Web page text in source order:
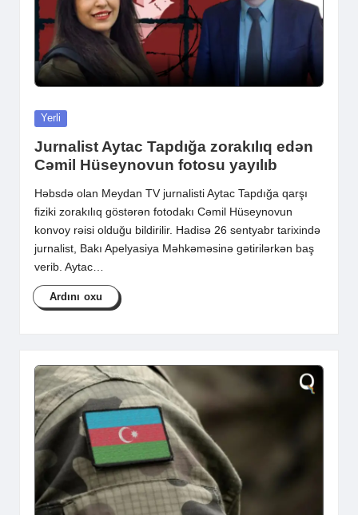
Posted
Yerli
Jurnalist Aytac Tapdığa zorakılıq edən
Cəmil Hüseynovun fotosu yayılıb
Həbsdə olan Meydan TV jurnalisti Aytac Tapdığa qarşı
fiziki zorakılıq göstərən fotodakı Cəmil Hüseynovun
konvoy rəisi olduğu bildirilir. Hadisə 26 sentyabr tarixində
jurnalist, Bakı Apelyasiya Məhkəməsinə gətirilərkən baş
verib. Aytac…
Ardını oxu